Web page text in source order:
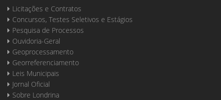
Licitações e Contratos
Concursos, Testes Seletivos e Estágios
Pesquisa de Processos
Ouvidoria-Geral
Geoprocessamento
Georreferenciamento
Leis Municipais
Jornal Oficial
Sobre Londrina